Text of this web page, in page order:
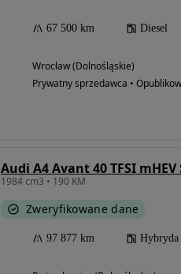
67 500 km Diesel
Wrocław (Dolnośląskie)
Prywatny sprzedawca •
Audi A4 Avant 40 TFSI
1984 cm3 • 190 KM
Zweryfikowane dane
97 877 km Hybryda